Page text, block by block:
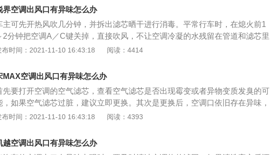
够干燥，从而产生了霉菌等有异味的细菌，随着吹风而进入到车内。为了避免
种情况，日常要注意让鼓风机保持干燥，在使用空调之时，当车子即将抵达目
地的前三分钟，就关闭A/C按键，仅仅打开风量，让大风持续工作吹风，就能
吹干鼓风机，从而阻断霉菌滋生。此外，也可以定期使用空调清洗剂清洁汽车
调管道，避免管道内有灰尘等异物，时间久了之后会产生异味，不仅影响到乘
界空调出风口有异味怎么办
主可先开热风吹几分钟，并拆出滤芯晒干进行消毒。平常行车时，在熄火前1
2分钟把空调A／C键关掉，直接吹风，不让空调冷凝的水残留在管道和滤芯里
可以了。有一个最有效的预防空调异味的诀窍就是当你在夏天在车上开空调的
的模式切换为外循环。这样就可以让热空气吹干空调冷气通道里面的水分，然
你的空调就不会遇到潮湿的困扰了，也不会因为滋生细菌而散发出异味了。还
一种比较简单的方式就是使用一种关于去除汽车空调异味的清洗剂，清洗的过
并不复杂，只要将车停放在一个空气比较好的地方，然后打开空调外循环的开
并将其切换至自然换气挡，再把清洗剂喷进风道，几分钟之后开窗通风就可以
布时间：2021-11-10 16:43:18 阅读：4414
MAX空调出风口有异味怎么办
先要打开空调的空气滤芯，查看空气滤芯是否出现霉变或者异物变质发臭的可
，如果空气滤芯过脏，建议立即更换。其次是更换后，空调口依旧存在异味，
能是空调通风管道出现异物变质或者霉变的可能，需要及时的去汽车维护点进
员清理空调管道。以上操控过程，都要保证汽车车门和车窗开启，防止人员长
处于变质气味中而中毒。霉变多出现在雨水和空气湿润的春夏季，车主在此季
布时间：2021-11-10 16:43:18 阅读：4393
越空调出风口有异味怎么办